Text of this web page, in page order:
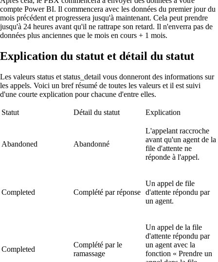
compte Power BI. Il commencera avec les données du premier jour du
mois précédent et progressera jusqu'à maintenant. Cela peut prendre
jusqu'à 24 heures avant qu'il ne rattrape son retard. Il n'enverra pas de
données plus anciennes que le mois en cours + 1 mois.
Explication du statut et détail du statut
Les valeurs status et status_detail vous donneront des informations sur
les appels. Voici un bref résumé de toutes les valeurs et il est suivi
d'une courte explication pour chacune d'entre elles.
Statut Détail du statut Explication
Abandoned Abandonné
L'appelant raccroche
avant qu'un agent de la
file d'attente ne
réponde à l'appel.
Completed Complété par réponse
Un appel de file
d'attente répondu par
un agent.
Completed
Complété par le
ramassage
Un appel de la file
d'attente répondu par
un agent avec la
fonction « Prendre un